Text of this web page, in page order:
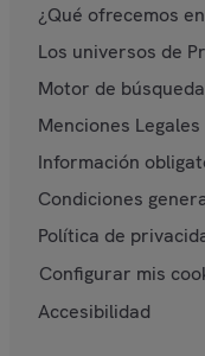
¿Qué ofrecemos
Los universos de
Motor de búsqueda
Menciones Legales
Información
Condiciones
Política de
Configurar mis
Accesibilidad